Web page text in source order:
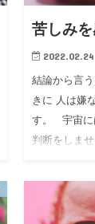
苦しみ
2022.02.24
結論から言
きに 人は嫌
す。 宇宙に
判断をしま